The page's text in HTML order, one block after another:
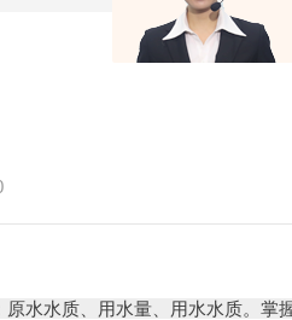
水水质、用水量、用水水质。掌